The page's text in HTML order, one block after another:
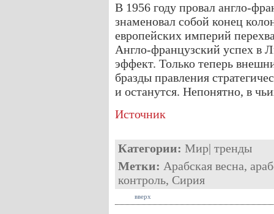
В 1956 году провал англо-
знаменовал собой конец
европейских империй
Англо-французский успех в
эффект. Только теперь
бразды правления
и останутся. Непонятно, в
Источник
Категории: Мир| тренды
Метки: Арабская весна,
контроль, Сирия
вверх